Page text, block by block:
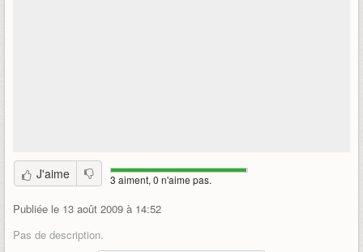
J'aime 3 aiment, 0 n'aime pas.
Publiée le 13 août 2009 à 14:52
Pas de description.